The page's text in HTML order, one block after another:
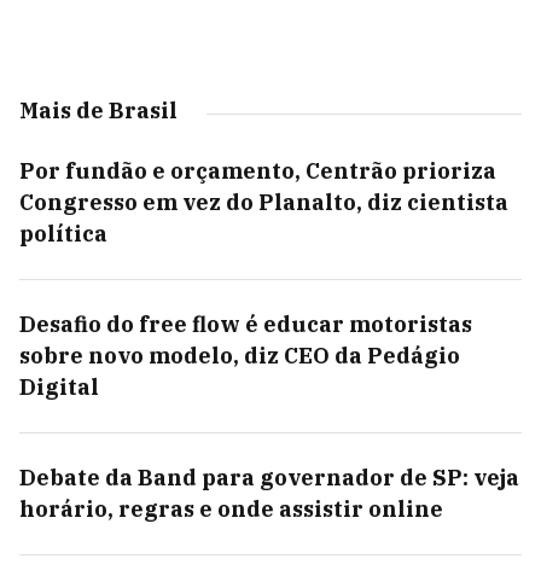
Mais de Brasil
Por fundão e orçamento, Centrão prioriza
Congresso em vez do Planalto, diz cientista
política
Desafio do free flow é educar motoristas
sobre novo modelo, diz CEO da Pedágio
Digital
Debate da Band para governador de SP: veja
horário, regras e onde assistir online